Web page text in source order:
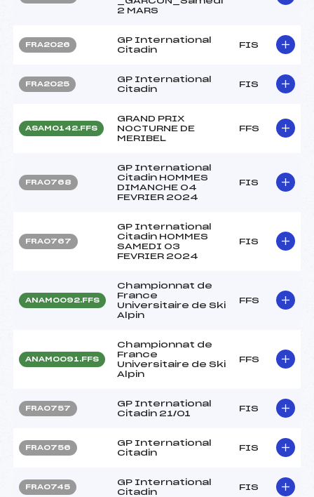
2 MARS
FRA2026
GP International
Citadin
FIS
FRA2025
GP International
Citadin
FIS
ASAM0142.FFS
GRAND PRIX
NOCTURNE DE
MERIBEL
FFS
FRA0768
GP International
Citadin HOMMES
DIMANCHE 04
FEVRIER 2024
FIS
FRA0767
GP International
Citadin HOMMES
SAMEDI 03
FEVRIER 2024
FIS
ANAM0092.FFS
Championnat de
France
Universitaire de Ski
Alpin
FFS
ANAM0091.FFS
Championnat de
France
Universitaire de Ski
Alpin
FFS
FRA0757
GP International
Citadin 21/01
FIS
FRA0756
GP International
Citadin
FIS
FRA0745
GP International
Citadin
FIS